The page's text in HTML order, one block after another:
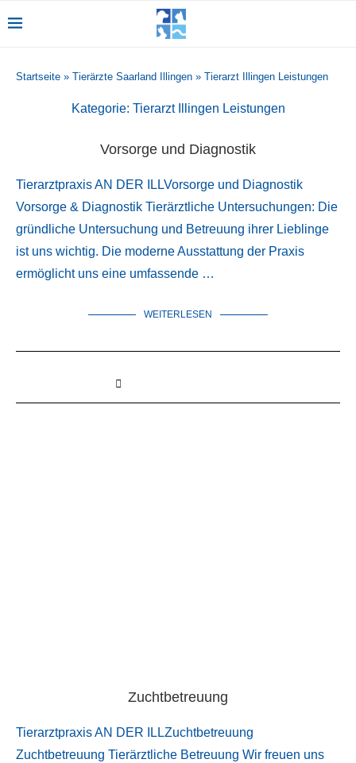
Startseite » Tierärzte Saarland Illingen » Tierarzt Illingen Leistungen
Kategorie: Tierarzt Illingen Leistungen
Vorsorge und Diagnostik
Tierarztpraxis AN DER ILLVorsorge und Diagnostik
Vorsorge & Diagnostik Tierärztliche Untersuchungen: Die
gründliche Untersuchung und Betreuung ihrer Lieblinge
ist uns wichtig. Die moderne Ausstattung der Praxis
ermöglicht uns eine umfassende …
WEITERLESEN
Zuchtbetreuung
Tierarztpraxis AN DER ILLZuchtbetreuung
Zuchtbetreuung Tierärztliche Betreuung Wir freuen uns